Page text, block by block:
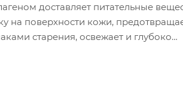
доставляет питательные
на поверхности кожи,
старения, освежает и глубоко